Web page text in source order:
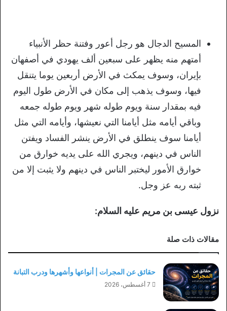
المسيح الدجال هو رجل أعور وفتنة حظر الأنبياء
أمتهم منه يظهر على سبعين ألف يهودي في أصفهان
بإيران، وسوف يمكث في الأرض أربعين يوما يتنقل
فيها، وسوف يذهب إلى مكان في الأرض طول اليوم
فيه بمقدار سنة ويوم طوله شهر ويوم طوله جمعه
وباقي أيامه مثل أيامنا التي نعيشها، وأيامه التي مثل
أيامنا سوف ينطلق في الأرض ينشر الفساد ويفتن
الناس في دينهم، ويجري الله على يديه خوارق من
خوارق الأمور ليختبر الناس في دينهم ولا يثبت إلا من
ثبته ربه عز وجل.
نزول عيسى بن مريم عليه السلام:
مقالات ذات صلة
حقائق عن المجرات | أنواعها وأشهرها ودرب التبانة
7 أغسطس، 2026